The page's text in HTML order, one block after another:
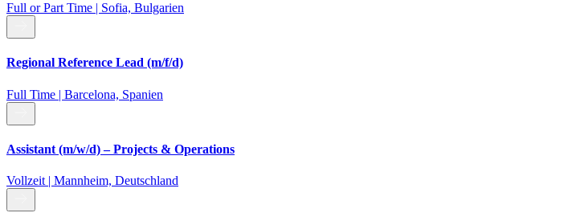
Full or Part Time | Sofia, Bulgarien
Regional Reference Lead (m/f/d)
Full Time | Barcelona, Spanien
Assistant (m/w/d) – Projects & Operations
Vollzeit | Mannheim, Deutschland